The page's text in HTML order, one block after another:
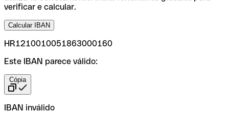
verificar e calcular.
Calcular IBAN
HR1210010051863000160
Este IBAN parece válido:
Cópia
IBAN inválido